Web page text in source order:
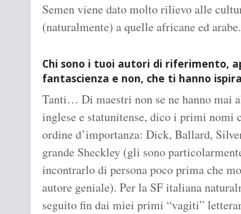
Semen viene dato molto rilievo alle
(naturalmente) a quelle africane ed arabe.
Chi sono i tuoi autori di riferimento,
fantascienza e non, che ti hanno
Tanti… Di maestri non se ne hanno mai
inglese e statunitense, dico i primi nomi
ordine d’importanza: Dick, Ballard,
grande Sheckley (gli sono
incontrarlo di persona poco prima che
autore geniale). Per la SF italiana
seguito fin dai miei primi “vagiti”